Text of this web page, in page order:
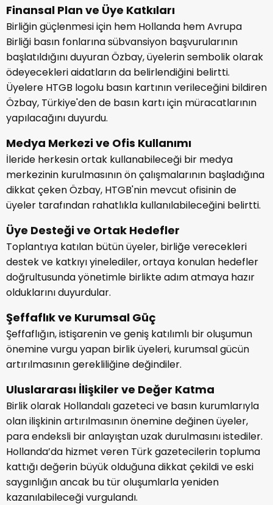
Finansal Plan ve Üye Katkıları
Birliğin güçlenmesi için hem Hollanda hem Avrupa
Birliği basın fonlarına sübvansiyon başvurularının
başlatıldığını duyuran Özbay, üyelerin sembolik olarak
ödeyecekleri aidatların da belirlendiğini belirtti.
Üyelere HTGB logolu basın kartının verileceğini bildiren
Özbay, Türkiye'den de basın kartı için müracatlarının
yapılacağını duyurdu.
Medya Merkezi ve Ofis Kullanımı
İleride herkesin ortak kullanabileceği bir medya
merkezinin kurulmasının ön çalışmalarının başladığına
dikkat çeken Özbay, HTGB'nin mevcut ofisinin de
üyeler tarafından rahatlıkla kullanılabileceğini belirtti.
Üye Desteği ve Ortak Hedefler
Toplantıya katılan bütün üyeler, birliğe verecekleri
destek ve katkıyı yinelediler, ortaya konulan hedefler
doğrultusunda yönetimle birlikte adım atmaya hazır
olduklarını duyurdular.
Şeffaflık ve Kurumsal Güç
Şeffaflığın, istişarenin ve geniş katılımlı bir oluşumun
önemine vurgu yapan birlik üyeleri, kurumsal gücün
artırılmasının gerekliliğine değindiler.
Uluslararası İlişkiler ve Değer Katma
Birlik olarak Hollandalı gazeteci ve basın kurumlarıyla
olan ilişkinin artırılmasının önemine değinen üyeler,
para endeksli bir anlayıştan uzak durulmasını istediler.
Hollanda’da hizmet veren Türk gazetecilerin topluma
kattığı değerin büyük olduğuna dikkat çekildi ve eski
saygınlığın ancak bu tür oluşumlarla yeniden
kazanılabileceği vurgulandı.